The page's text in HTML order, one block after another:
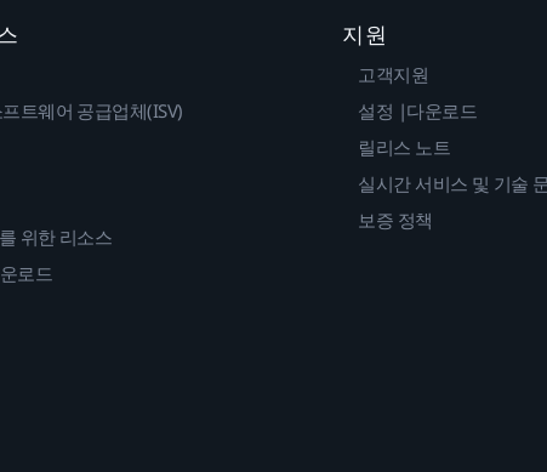
트웨어 공급업체(ISV)
위한 리소스
로드
지원
고객지원
설정 |다운로드
릴리스 노트
실시간 서비스 및 기술
보증 정책